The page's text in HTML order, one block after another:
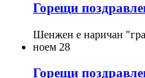
Горещи
Шенжен е наричан
ноем 28
Горещи